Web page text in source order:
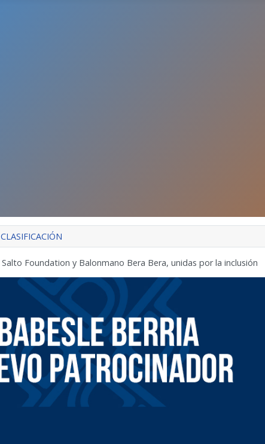
CLASIFICACIÓN
Salto Foundation y Balonmano Bera Bera, unidas por la inclusión